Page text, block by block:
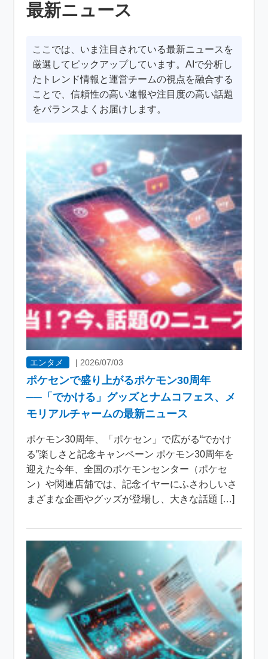
最新ニュース
ここでは、いま注目されている最新ニュースを
厳選してピックアップしています。AIで分析し
たトレンド情報と運営チームの視点を融合する
ことで、信頼性の高い速報や注目度の高い話題
をバランスよくお届けします。
エンタメ | 2026/07/03
ポケセンで盛り上がるポケモン30周年
──「でかける」グッズとナムコフェス、メ
モリアルチャームの最新ニュース
ポケモン30周年、「ポケセン」で広がる“でかけ
る”楽しさと記念キャンペーン ポケモン30周年を
迎えた今年、全国のポケモンセンター（ポケセ
ン）や関連店舗では、記念イヤーにふさわしいさ
まざまな企画やグッズが登場し、大きな話題 […]